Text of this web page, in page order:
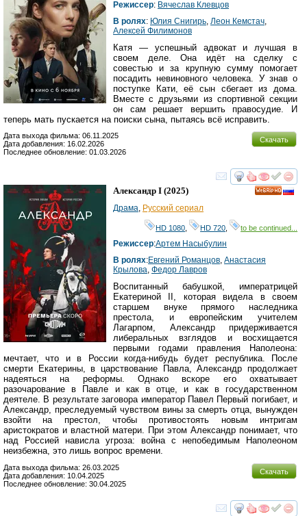
Режиссер: Вячеслав Клевцов
В ролях: Юлия Снигирь Леон Кемстач
Алексей Филимонов
Катя — успешный адвокат и лучшая в
своем деле. Она идёт на сделку с
совестью и за крупную сумму помогает
посадить невиновного человека. У знав о
поступке Кати, её сын сбегает из дома.
Вместе с друзьями из спортивной секции
он сам решает вершить правосудие. И
теперь мать пускается на поиски сына, пытаясь всё исправить.
Скачать
Дата выхода фильма: 06.11.2025
Дата добавления: 16.02.2026
Последнее обновление: 01.03.2026
смотреть
Александр I (2025)
Драма, Русский сериал
HD 1080 HD 720 to be continued...
Режиссер:Артем Насыбулин
В ролях:Евгений Романцов, Анастасия
Крылова, Федор Лавров
Воспитанный бабушкой, императрицей
Екатериной II, которая видела в своем
старшем внуке прямого наследника
престола, и европейским учителем
Лагарпом, Александр придерживается
либеральных взглядов и восхищается
первыми годами правления Наполеона:
мечтает, что и в России когда-нибудь будет республика. После
смерти Екатерины, в царствование Павла, Александр продолжает
надеяться на реформы. Однако вскоре его охватывает
разочарование в Павле и как в отце, и как в государственном
деятеле. В результате заговора император Павел Первый погибает, и
Александр, преследуемый чувством вины за смерть отца, вынужден
взойти на престол, чтобы противостоять новым интригам
аристократов и властной матери. При этом Александр понимает, что
над Россией нависла угроза: война с непобедимым Наполеоном
неизбежна, это лишь вопрос времени.
Скачать
Дата выхода фильма: 26.03.2025
Дата добавления: 10.04.2025
Последнее обновление: 30.04.2025